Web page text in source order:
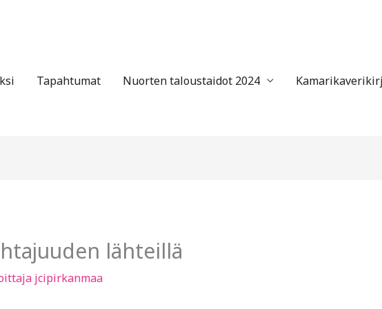
Tapahtumat Nuorten taloustaidot 2024
lähteillä
jcipirkanmaa